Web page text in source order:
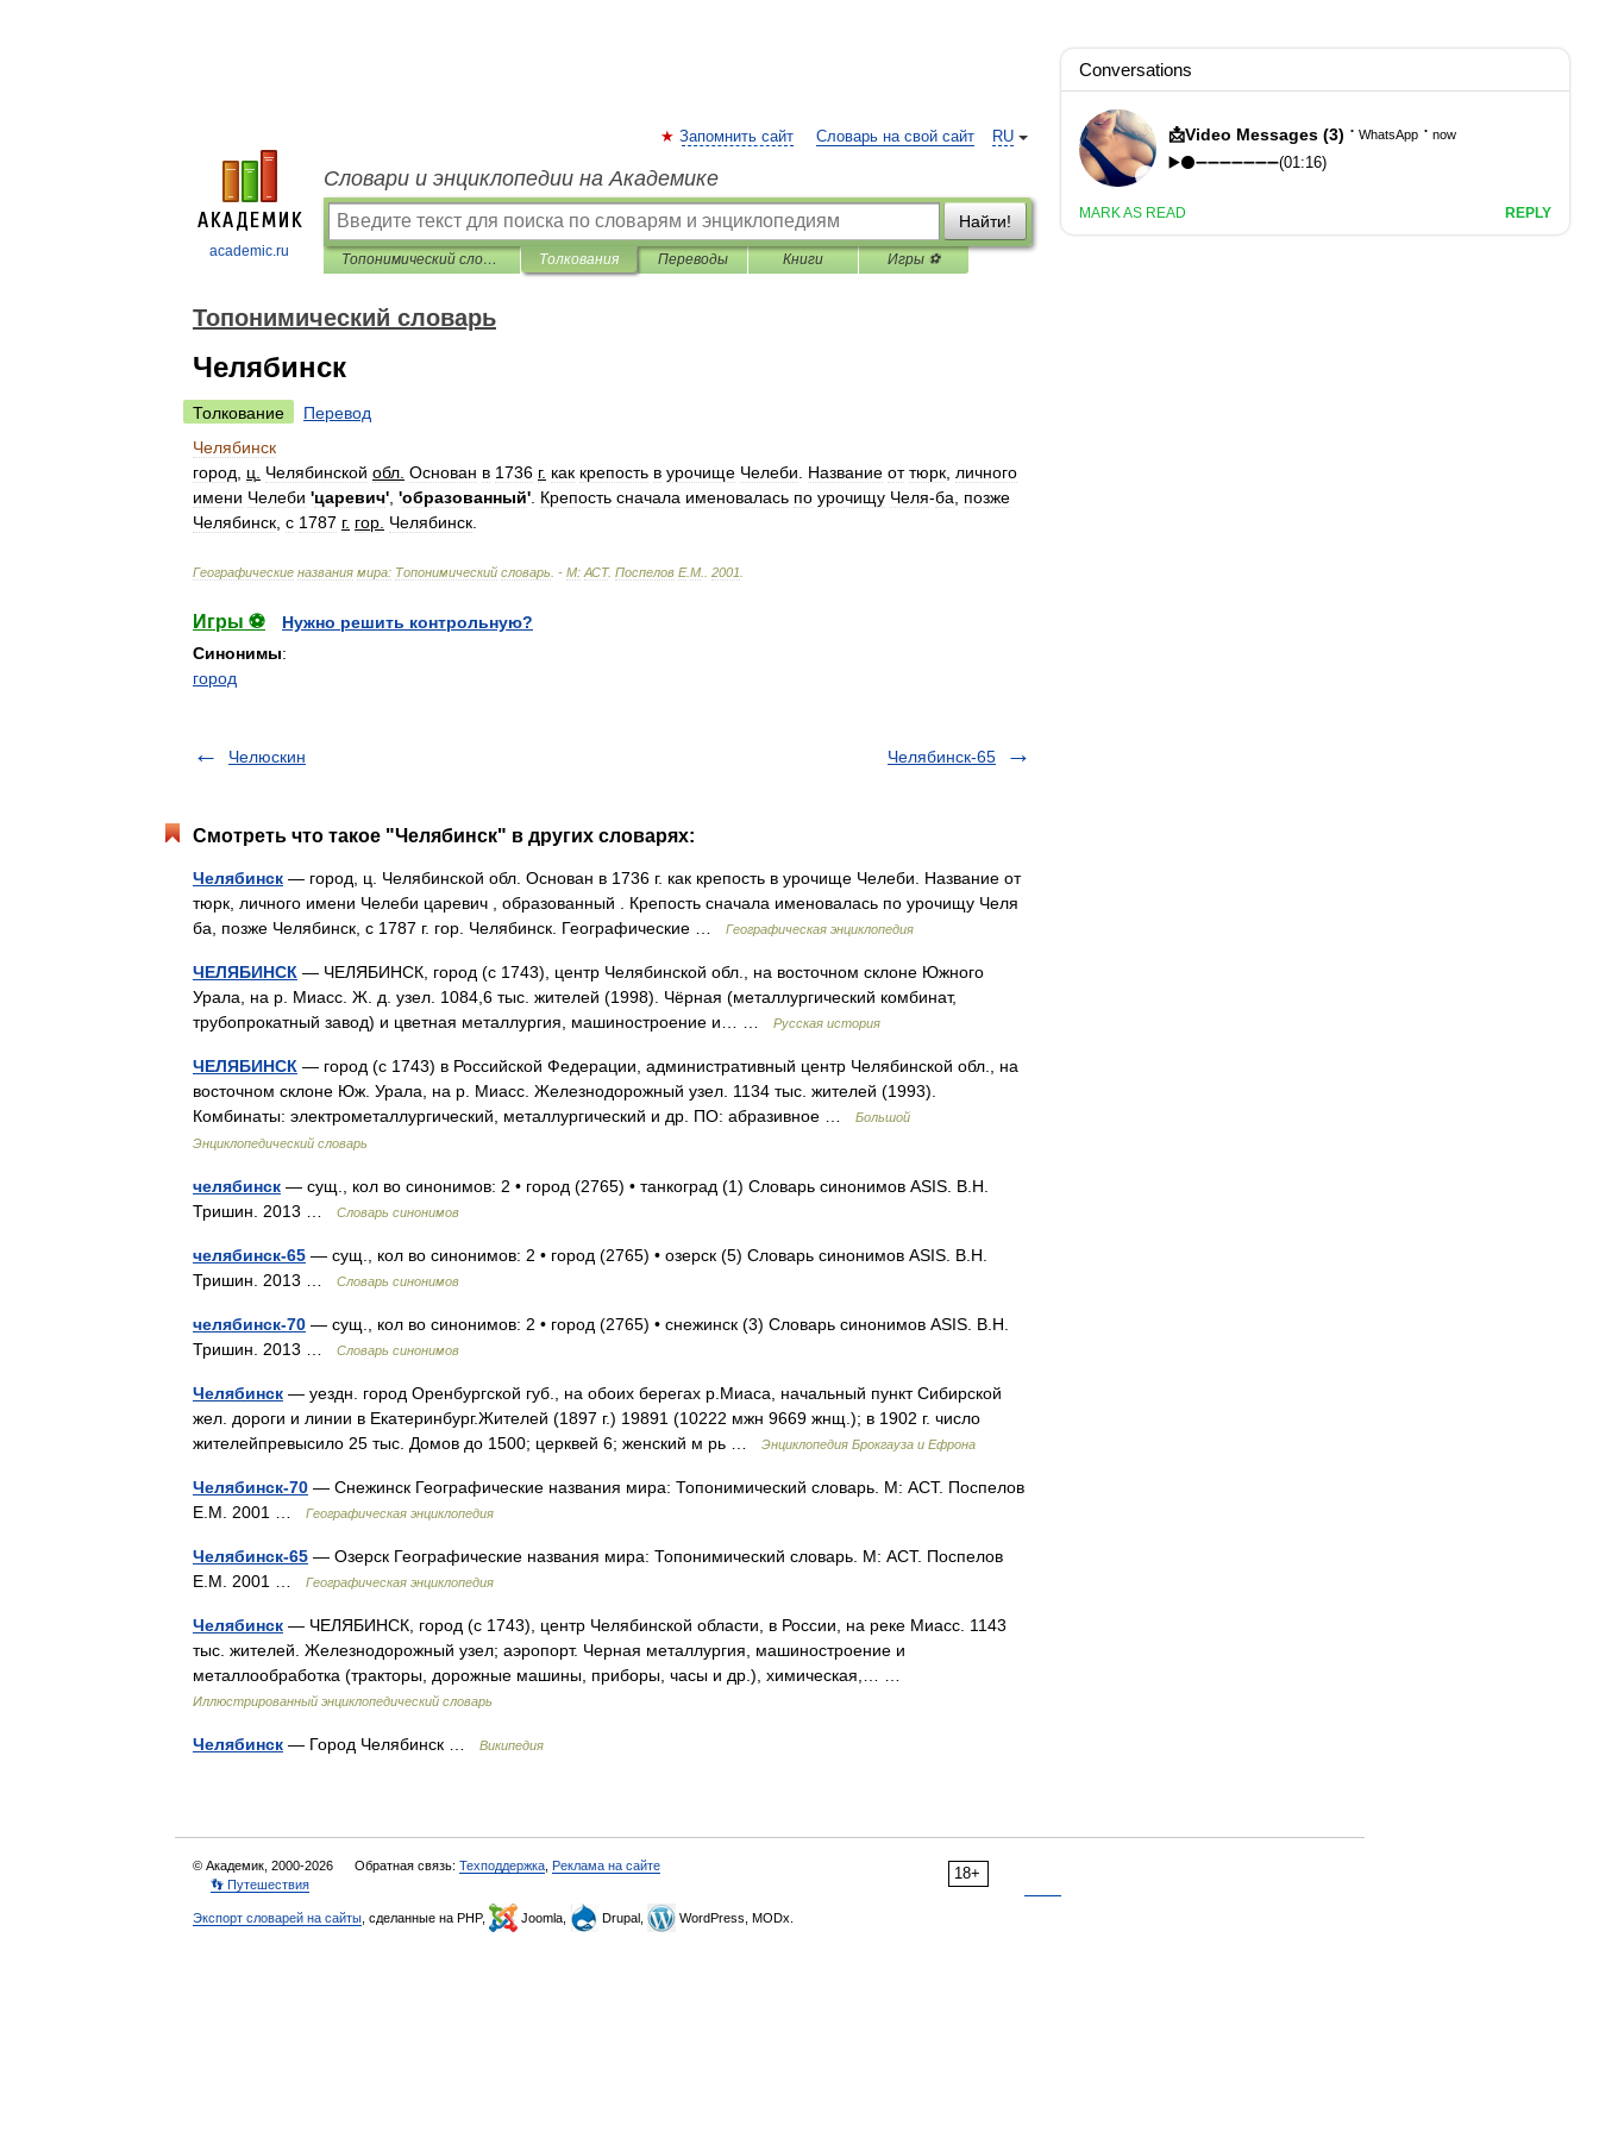
academic.ru
RU
Запомнить сайт Словарь на свой сайт
Словари и энциклопедии на Академике
Найти!
Топонимический словарь Толкования Переводы Книги Игры ⚽
Топонимический словарь
Челябинск
Толкование
Перевод
Челябинск
город
ц Челябинской обл Основан в 1736 г. как крепость в урочище Челеби Название от тюрк личного
имени Челеби 'царевич' 'образованный' Крепость сначала именовалась по урочищу Челя-ба
позже
Челябинск с 1787 г. гор Челябинск
Географические названия мира: Топонимический словарь . - М: АСТ. Поспелов Е.М 2001
Игры ⚽
Нужно решить контрольную?
Синонимы:
город
Челюскин Челябинск-65
Смотреть что такое "Челябинск" в других словарях:
Челябинск — город, ц. Челябинской обл. Основан в 1736 г. как крепость в урочище Челеби. Название от
тюрк, личного имени Челеби царевич , образованный . Крепость сначала именовалась по урочищу Челя
ба, позже Челябинск, с 1787 г. гор. Челябинск. Географические …
Географическая энциклопедия
ЧЕЛЯБИНСК — ЧЕЛЯБИНСК, город (с 1743), центр Челябинской обл., на восточном склоне Южного
Урала, на р. Миасс. Ж. д. узел. 1084,6 тыс. жителей (1998). Чёрная (металлургический комбинат,
трубопрокатный завод) и цветная металлургия, машиностроение и… …
Русская история
ЧЕЛЯБИНСК — город (с 1743) в Российской Федерации, административный центр Челябинской обл., на
восточном склоне Юж. Урала, на р. Миасс. Железнодорожный узел. 1134 тыс. жителей (1993).
Комбинаты: электрометаллургический, металлургический и др. ПО: абразивное …
Большой
Энциклопедический словарь
челябинск — сущ., кол во синонимов: 2 • город (2765) • танкоград (1) Словарь синонимов ASIS. В.Н.
Тришин. 2013 …
Словарь синонимов
челябинск-65 — сущ., кол во синонимов: 2 • город (2765) • озерск (5) Словарь синонимов ASIS. В.Н.
Тришин. 2013 …
Словарь синонимов
челябинск-70 — сущ., кол во синонимов: 2 • город (2765) • снежинск (3) Словарь синонимов ASIS. В.Н.
Тришин. 2013 …
Словарь синонимов
Челябинск — уездн. город Оренбургской губ., на обоих берегах р.Mиaca, начальный пункт Сибирской
жел. дороги и линии в Екатеринбург.Жителей (1897 г.) 19891 (10222 мжн 9669 жнщ.); в 1902 г. число
жителейпревысило 25 тыс. Домов до 1500; церквей 6; женский м рь …
Энциклопедия Брокгауза и Ефрона
Челябинск-70 — Снежинск Географические названия мира: Топонимический словарь. М: АСТ. Поспелов
Е.М. 2001 …
Географическая энциклопедия
Челябинск-65 — Озерск Географические названия мира: Топонимический словарь. М: АСТ. Поспелов
Е.М. 2001 …
Географическая энциклопедия
Челябинск — ЧЕЛЯБИНСК, город (с 1743), центр Челябинской области, в России, на реке Миасс. 1143
тыс. жителей. Железнодорожный узел; аэропорт. Черная металлургия, машиностроение и
металлообработка (тракторы, дорожные машины, приборы, часы и др.), химическая,… …
Иллюстрированный энциклопедический словарь
Челябинск — Город Челябинск … Википедия
18+
© Академик, 2000-2026 Обратная связь: Техподдержка Реклама на сайте
👣 Путешествия
Экспорт словарей на сайты , сделанные на PHP, Joomla, Drupal, WordPress, MODx.